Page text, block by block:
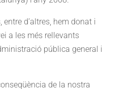
entre d’altres, hem donat i
a les més rellevants
pública general i
de la nostra